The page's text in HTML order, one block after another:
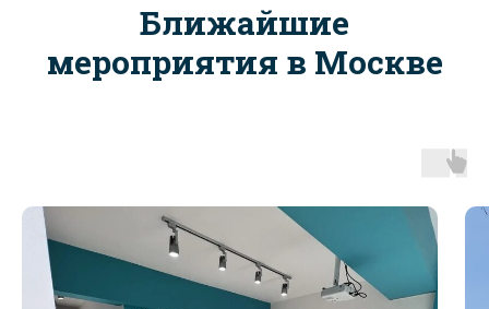
Ближайшие
мероприятия в Москве